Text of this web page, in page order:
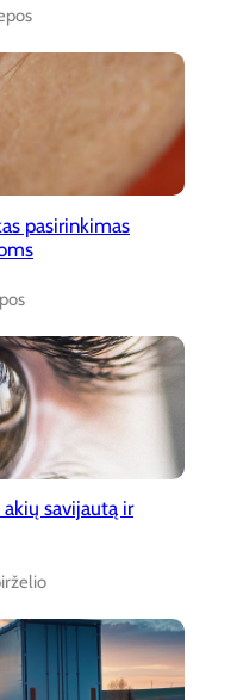
pasirinkimas
savijautą ir